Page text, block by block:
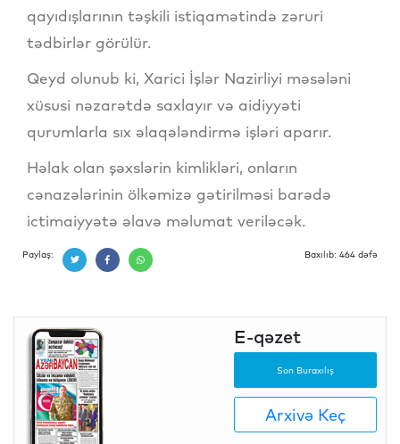
qayıdışlarının təşkili istiqamətində zəruri
tədbirlər görülür.
Qeyd olunub ki, Xarici İşlər Nazirliyi məsələni
xüsusi nəzarətdə saxlayır və aidiyyəti
qurumlarla sıx əlaqələndirmə işləri aparır.
Həlak olan şəxslərin kimlikləri, onların
cənazələrinin ölkəmizə gətirilməsi barədə
ictimaiyyətə əlavə məlumat veriləcək.
Paylaş: Baxılıb: 464 dəfə
E-qəzet
Son Buraxılış
Arxivə Keç